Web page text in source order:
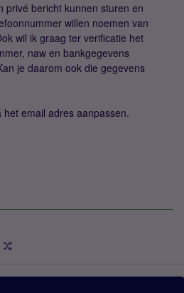
privé bericht kunnen sturen en
willen noemen van
wil ik graag ter verificatie het
naw en bankgegevens
je daarom ook die gegevens
het email adres aanpassen.